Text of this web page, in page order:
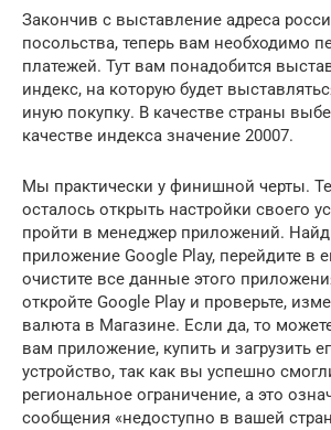
Закончив с выставление адреса
посольства, теперь вам необходимо
платежей. Тут вам понадобится
индекс, на которую будет
иную покупку. В качестве страны
качестве индекса значение 20007.
Мы практически у финишной черты.
осталось открыть настройки своего
пройти в менеджер приложений.
приложение Google Play, перейдите в
очистите все данные этого
откройте Google Play и проверьте,
валюта в Магазине. Если да, то
вам приложение, купить и загрузить
устройство, так как вы успешно
региональное ограничение, а это
сообщения «недоступно в вашей